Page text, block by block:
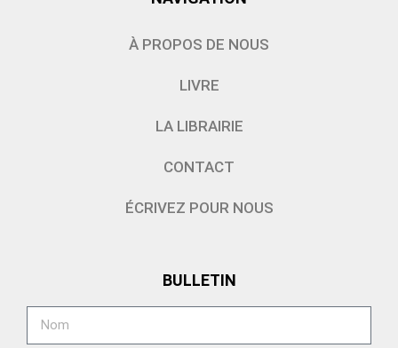
À PROPOS DE NOUS
LIVRE
LA LIBRAIRIE
CONTACT
ÉCRIVEZ POUR NOUS
BULLETIN